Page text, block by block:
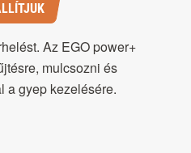
Az EGO power+
mulcsozni és
a gyep kezelésére.